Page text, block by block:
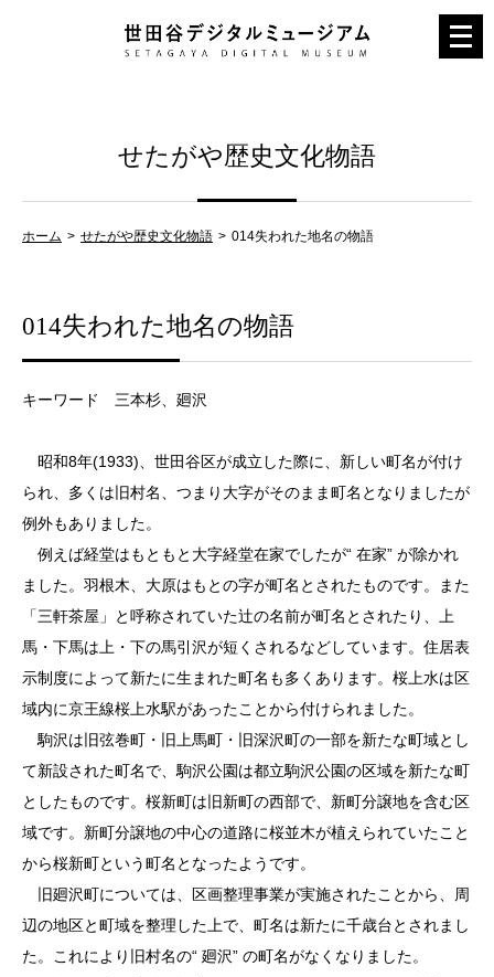
メ
ニ
せたがや歴史文化物語
ホーム せたがや歴史文化物語 014失われた地名の物語
014失われた地名の物語
キーワード 三本杉、廻沢
昭和8年(1933)、世田谷区が成立した際に、新しい町名が付け
られ、多くは旧村名、つまり大字がそのまま町名となりましたが
例外もありました。
例えば経堂はもともと大字経堂在家でしたが“ 在家” が除かれ
ました。羽根木、大原はもとの字が町名とされたものです。また
「三軒茶屋」と呼称されていた辻の名前が町名とされたり、上
馬・下馬は上・下の馬引沢が短くされるなどしています。住居表
示制度によって新たに生まれた町名も多くあります。桜上水は区
域内に京王線桜上水駅があったことから付けられました。
駒沢は旧弦巻町・旧上馬町・旧深沢町の一部を新たな町域とし
て新設された町名で、駒沢公園は都立駒沢公園の区域を新たな町
としたものです。桜新町は旧新町の西部で、新町分譲地を含む区
域です。新町分譲地の中心の道路に桜並木が植えられていたこと
から桜新町という町名となったようです。
旧廻沢町については、区画整理事業が実施されたことから、周
辺の地区と町域を整理した上で、町名は新たに千歳台とされまし
た。これにより旧村名の“ 廻沢” の町名がなくなりました。